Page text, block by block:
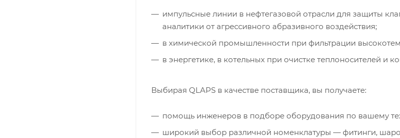
импульсные линии в нефтегазовой отрасли для защиты
аналитики от агрессивного абразивного воздействия;
в химической промышленности при фильтрации
в энергетике, в котельных при очистке теплоносителей и
Выбирая QLAPS в качестве поставщика, вы получаете:
помощь инженеров в подборе оборудования по вашему
широкий выбор различной номенклатуры — фитинги,